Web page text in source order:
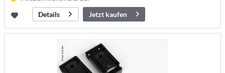
Details
Jetzt kaufen